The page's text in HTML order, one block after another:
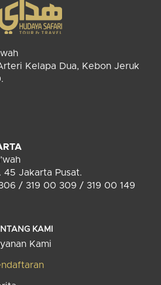
Kelapa Dua, Kebon Jeruk
45 Jakarta Pusat.
/ 319 00 309 / 319 00 149
KAMI
Kami